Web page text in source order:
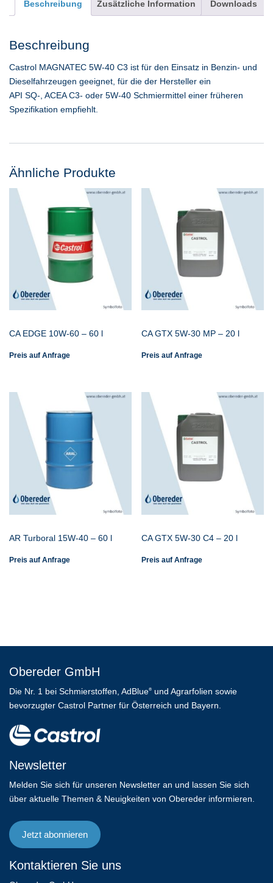
Beschreibung Zusätzliche Information Downloads
Beschreibung
Castrol MAGNATEC 5W-40 C3 ist für den Einsatz in Benzin- und
Dieselfahrzeugen geeignet, für die der Hersteller ein
API SQ-, ACEA C3- oder 5W-40 Schmiermittel einer früheren
Spezifikation empfiehlt.
Ähnliche Produkte
CA EDGE 10W-60 – 60 l
Preis auf Anfrage
CA GTX 5W-30 MP – 20 l
Preis auf Anfrage
AR Turboral 15W-40 – 60 l
Preis auf Anfrage
CA GTX 5W-30 C4 – 20 l
Preis auf Anfrage
Obereder GmbH
Die Nr. 1 bei Schmierstoffen, AdBlue®
und Agrarfolien sowie
bevorzugter Castrol Partner für Österreich und Bayern.
Newsletter
Melden Sie sich für unseren Newsletter an und lassen Sie sich
über aktuelle Themen & Neuigkeiten von Obereder informieren.
Jetzt abonnieren
Kontaktieren Sie uns